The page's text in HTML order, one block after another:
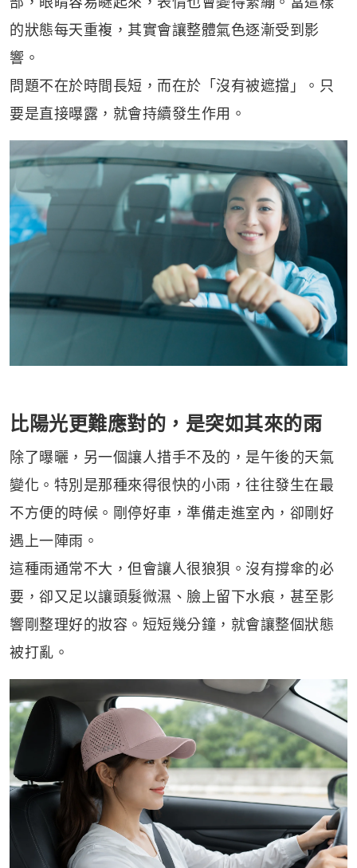
的狀態每天重複，其實會讓整體氣色逐漸受到影
響。
問題不在於時間長短，而在於「沒有被遮擋」。只
要是直接曝露，就會持續發生作用。
比陽光更難應對的，是突如其來的雨
除了曝曬，另一個讓人措手不及的，是午後的天氣
變化。特別是那種來得很快的小雨，往往發生在最
不方便的時候。剛停好車，準備走進室內，卻剛好
遇上一陣雨。
這種雨通常不大，但會讓人很狼狽。沒有撐傘的必
要，卻又足以讓頭髮微濕、臉上留下水痕，甚至影
響剛整理好的妝容。短短幾分鐘，就會讓整個狀態
被打亂。